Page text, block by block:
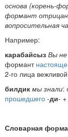
основа (корень-
формант
вопросительная
Например:
карабайсыз Вы
формант
2-го лица
билдик мы знали:
прошедшего -ди-
Словарная форма